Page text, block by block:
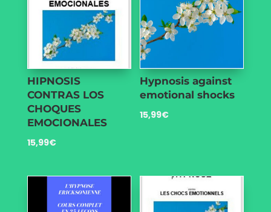
HIPNOSIS
CONTRAS LOS
CHOQUES
EMOCIONALES
15,99€
Hypnosis against
emotional shocks
15,99€